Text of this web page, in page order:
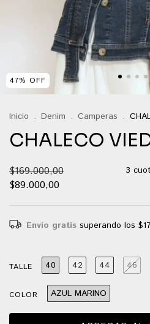
47% OFF
Inicio . Denim . Camperas .
CHALECO
$169.000,00
$89.000,00
3
Envío gratis superando los
TALLE 40 42 44 46
COLOR AZUL MARINO